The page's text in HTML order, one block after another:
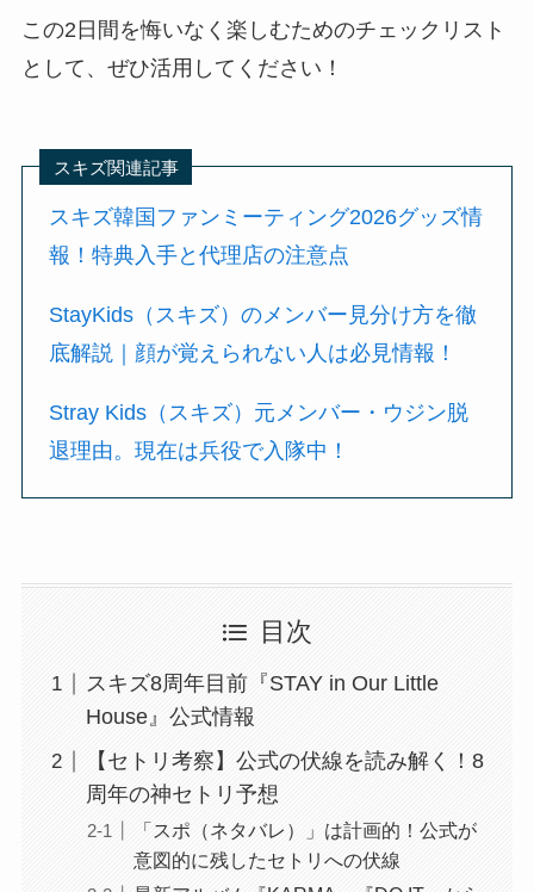
この2日間を悔いなく楽しむためのチェックリスト
として、ぜひ活用してください！
スキズ関連記事
スキズ韓国ファンミーティング2026グッズ情
報！特典入手と代理店の注意点
StayKids（スキズ）のメンバー見分け方を徹
底解説｜顔が覚えられない人は必見情報！
Stray Kids（スキズ）元メンバー・ウジン脱
退理由。現在は兵役で入隊中！
目次
スキズ8周年目前『STAY in Our Little
House』公式情報
【セトリ考察】公式の伏線を読み解く！8
周年の神セトリ予想
「スポ（ネタバレ）」は計画的！公式が
意図的に残したセトリへの伏線